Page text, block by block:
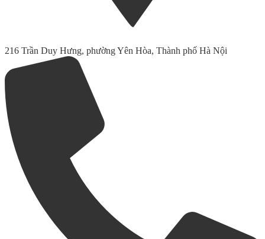
216 Trần Duy Hưng, phường Yên Hòa, Thành phố Hà Nội